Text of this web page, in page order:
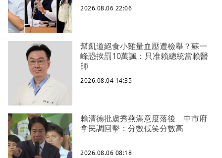
2026.08.06 22:06
幫凱道絕食小雞量血壓遭檢舉？蘇一
峰恐挨罰10萬諷：只准賴總統當賴醫
師
2026.08.04 14:35
賴清德批盧秀燕滿意度落後 中市府
拿民調回擊：分數低笑分數高
2026.08.06 08:18